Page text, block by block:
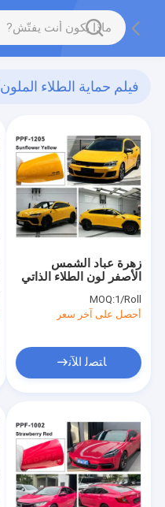
فيلم حماية الطلاء الملون
زهرة عباد الشمس
الأصفر لون الطلاء الذاتي
هيدروفوبيسية الأصفر
PPF الألوان لف
MOQ:1/Roll
أحصل على آخر سعر
ﺎﺘﺼﻟ ﺍﻶﻧ